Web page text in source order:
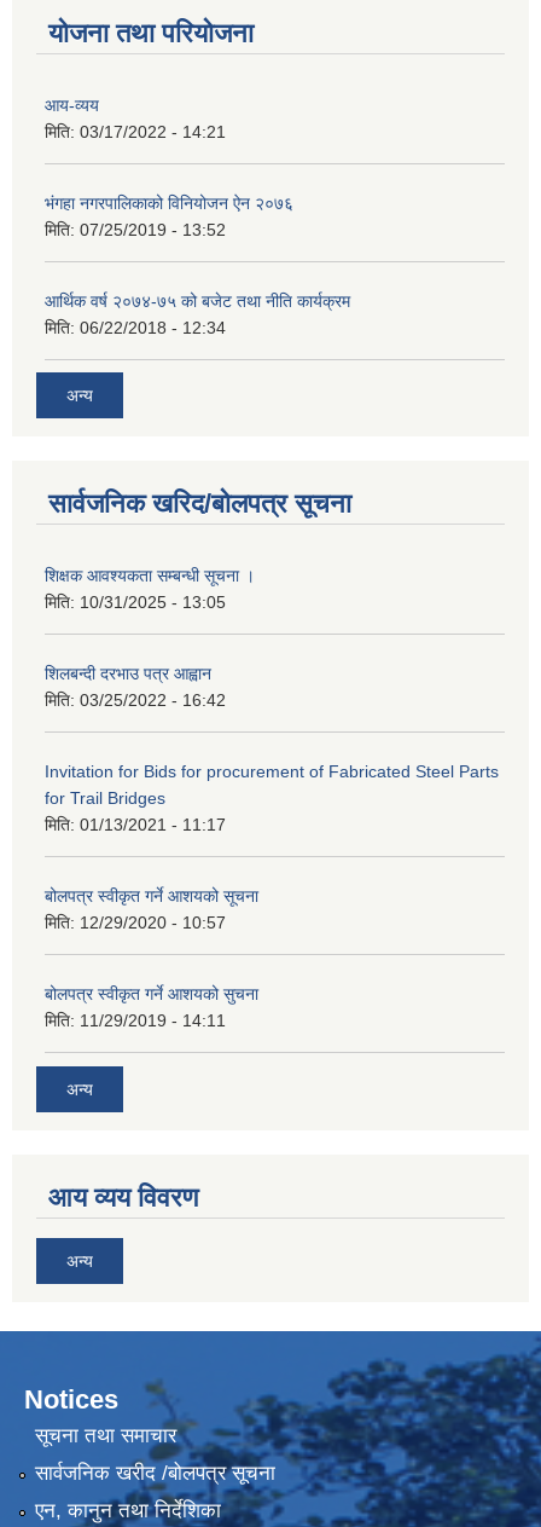
योजना तथा परियोजना
आय-व्यय
मिति: 03/17/2022 - 14:21
भंगहा नगरपालिकाको विनियोजन ऐन २०७६
मिति: 07/25/2019 - 13:52
आर्थिक वर्ष २०७४-७५ को बजेट तथा नीति कार्यक्रम
मिति: 06/22/2018 - 12:34
अन्य
सार्वजनिक खरिद/बोलपत्र सूचना
शिक्षक आवश्यकता सम्बन्धी सूचना ।
मिति: 10/31/2025 - 13:05
शिलबन्दी दरभाउ पत्र आह्वान
मिति: 03/25/2022 - 16:42
Invitation for Bids for procurement of Fabricated Steel Parts
for Trail Bridges
मिति: 01/13/2021 - 11:17
बोलपत्र स्वीकृत गर्ने आशयको सूचना
मिति: 12/29/2020 - 10:57
बोलपत्र स्वीकृत गर्ने आशयको सुचना
मिति: 11/29/2019 - 14:11
अन्य
आय व्यय विवरण
अन्य
Notices
सूचना तथा समाचार
सार्वजनिक खरीद /बोलपत्र सूचना
एन, कानुन तथा निर्देशिका